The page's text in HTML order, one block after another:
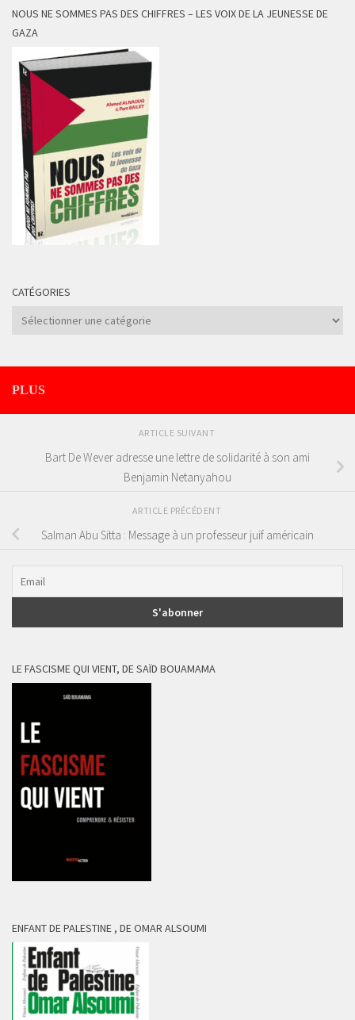
NOUS NE SOMMES PAS DES CHIFFRES – LES VOIX DE LA JEUNESSE DE
GAZA
CATÉGORIES
Catégories
PLUS
ARTICLE SUIVANT
Bart De Wever adresse une lettre de solidarité à son ami
Benjamin Netanyahou
ARTICLE PRÉCÉDENT
Salman Abu Sitta : Message à un professeur juif américain
LE FASCISME QUI VIENT, DE SAÏD BOUAMAMA
ENFANT DE PALESTINE , DE OMAR ALSOUMI